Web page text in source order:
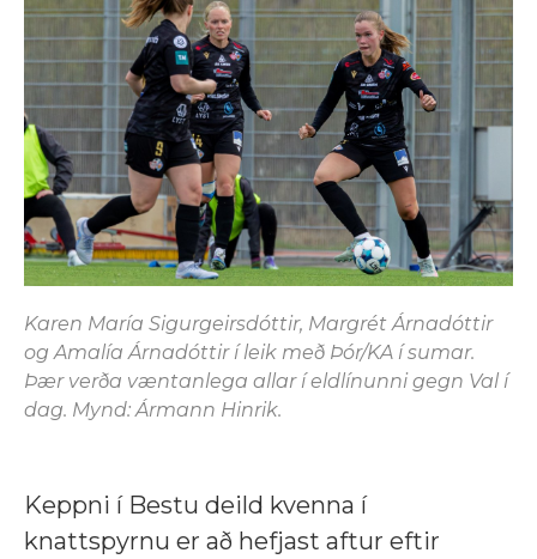
Karen María Sigurgeirsdóttir, Margrét Árnadóttir
og Amalía Árnadóttir í leik með Þór/KA í sumar.
Þær verða væntanlega allar í eldlínunni gegn Val í
dag. Mynd: Ármann Hinrik.
Keppni í Bestu deild kvenna í
knattspyrnu er að hefjast aftur eftir